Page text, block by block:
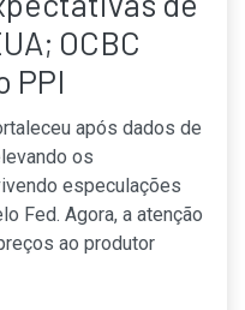
OCBC
PPI
após dados de
os
especulações
Fed. Agora, a atenção
ao produtor